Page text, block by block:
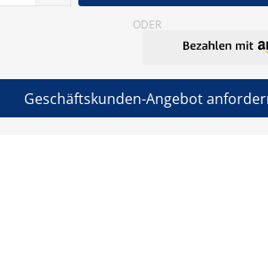
ODER
Geschäftskunden-Angebot